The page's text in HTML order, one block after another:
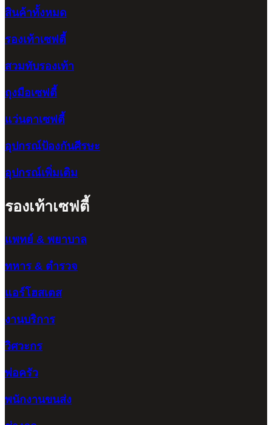
สินค้าทั้งหมด
รองเท้าเซฟตี้
สวมทับรองเท้า
ถุงมือเซฟตี้
แว่นตาเซฟตี้
อุปกรณ์ป้องกันศีรษะ
อุปกรณ์เพิ่มเติม
รองเท้าเซฟตี้
แพทย์ & พยาบาล
ทหาร & ตำรวจ
แอร์โฮสเตส
งานบริการ
วิศวะกร
พ่อครัว
พนักงานขนส่ง